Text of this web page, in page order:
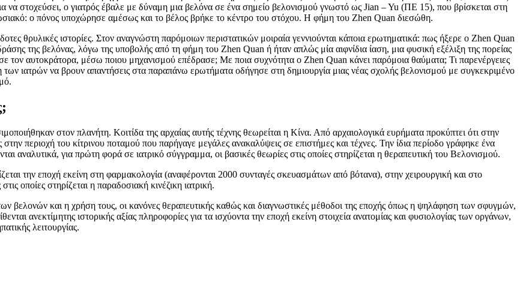
να στοχεύσει, ο γιατρός έβαλε με δύναμη μια βελόνα σε ένα σημείο βελονισμού γνωστό ως Jian – Yu (ΠΕ 15), που βρίσκεται στη
ο πόνος υποχώρησε αμέσως και το βέλος βρήκε το κέντρο του στόχου. Η φήμη του Zhen Quan διεσώθη.
θρυλικές ιστορίες. Στον αναγνώστη παρόμοιων περιστατικών μοιραία γεννιούνται κάποια ερωτηματικά: πως ήξερε ο Zhen Quan
της βελόνας, λόγω της υποβολής από τη φήμη του Zhen Quan ή ήταν απλώς μία αιφνίδια ίαση, μια φυσική εξέλιξη της πορείας
τον αυτοκράτορα, μέσω ποιου μηχανισμού επέδρασε; Με ποια συχνότητα ο Zhen Quan κάνει παρόμοια θαύματα; Τι παρενέργειες
ιατρών να βρουν απαντήσεις στα παραπάνω ερωτήματα οδήγησε στη δημιουργία μιας νέας σχολής βελονισμού με συγκεκριμένο
στον πλανήτη. Κοιτίδα της αρχαίας αυτής τέχνης θεωρείται η Κίνα. Από αρχαιολογικά ευρήματα προκύπτει ότι στην
περιοχή του κίτρινου ποταμού που παρήγαγε μεγάλες ανακαλύψεις σε επιστήμες και τέχνες. Την ίδια περίοδο γράφηκε ένα
αναλυτικά, για πρώτη φορά σε ιατρικό σύγγραμμα, οι βασικές θεωρίες στις οποίες στηρίζεται η θεραπευτική του Βελονισμού.
την εποχή εκείνη στη φαρμακολογία (αναφέρονται 2000 συνταγές σκευασμάτων από βότανα), στην χειρουργική και στο
οποίες στηρίζεται η παραδοσιακή κινέζικη ιατρική.
βελονών και η χρήση τους, οι κανόνες θεραπευτικής καθώς και διαγνωστικές μέθοδοι της εποχής όπως η ψηλάφηση των σφυγμών,
ανεκτίμητης ιστορικής αξίας πληροφορίες για τα ισχύοντα την εποχή εκείνη στοιχεία ανατομίας και φυσιολογίας των οργάνων,
λειτουργίας.